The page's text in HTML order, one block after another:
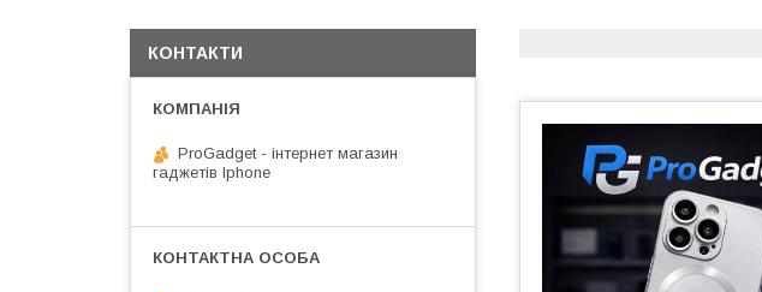
КОНТАКТИ
ProGadget - iнтернет магазин
гаджетів Iphone